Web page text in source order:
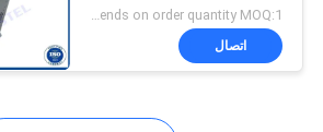
Depends on order quantity MOQ:1 مجموعة
اتصال